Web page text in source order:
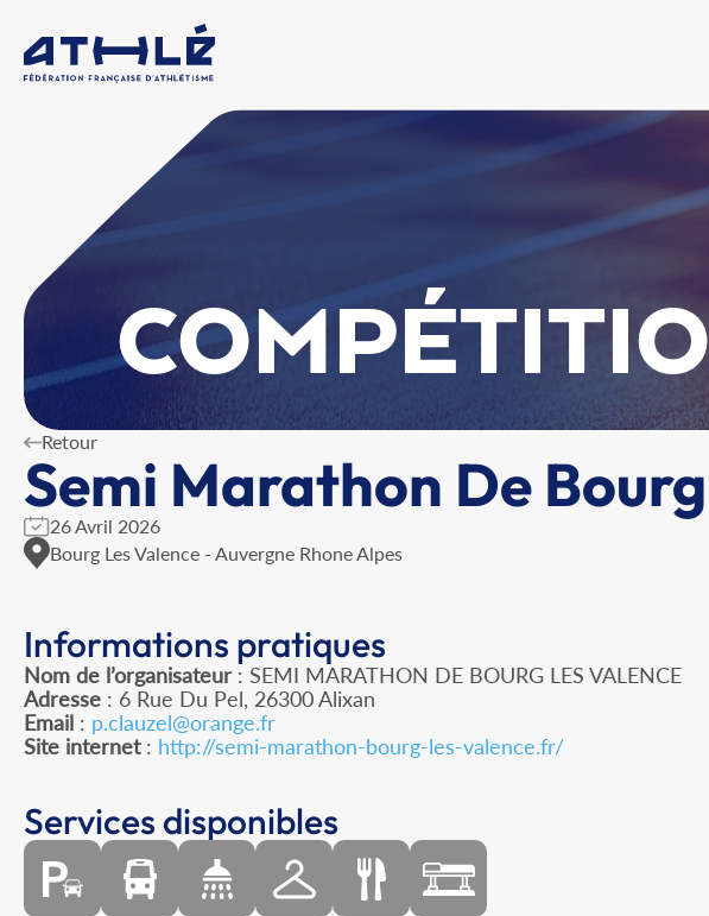
Retour
Semi Marathon De
26 Avril 2026
Bourg Les Valence - Auvergne Rhone Alpes
Informations pratiques
Nom de l’organisateur : SEMI MARATHON DE BOURG LES VALENCE
Adresse : 6 Rue Du Pel, 26300 Alixan
Email : p.clauzel@orange.fr
Site internet: http://semi-marathon-bourg-les-valence.fr/
Services disponibles